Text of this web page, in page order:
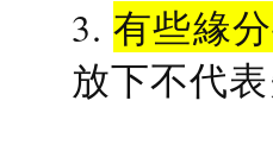
3.有些緣
放下不代